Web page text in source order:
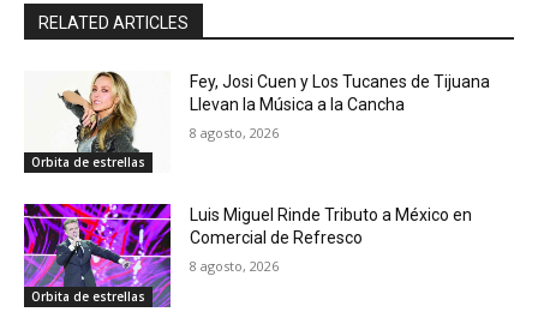
RELATED ARTICLES
Orbita de estrellas
Fey, Josi Cuen y Los Tucanes de Tijuana
Llevan la Música a la Cancha
8 agosto, 2026
Orbita de estrellas
Luis Miguel Rinde Tributo a México en
Comercial de Refresco
8 agosto, 2026